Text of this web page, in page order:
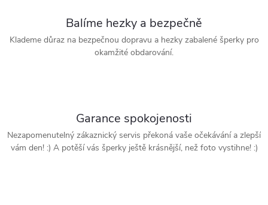
Balíme hezky a bezpečně
Klademe důraz na bezpečnou dopravu a hezky zabalené šperky pro
okamžité obdarování.
Garance spokojenosti
Nezapomenutelný zákaznický servis překoná vaše očekávání a zlepší
vám den! :) A potěší vás šperky ještě krásnější, než foto vystihne! :)